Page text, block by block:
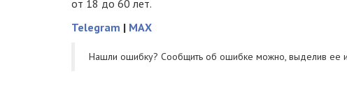
от 18 до 60 лет.
Telegram | MAX
Нашли ошибку? Cообщить об ошибке можно, выделив ее